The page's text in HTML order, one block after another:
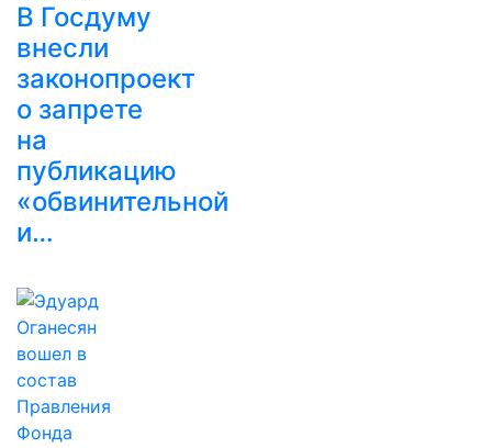
В Госдуму
внесли
законопроект
о запрете
на
публикацию
«обвинительной
и…